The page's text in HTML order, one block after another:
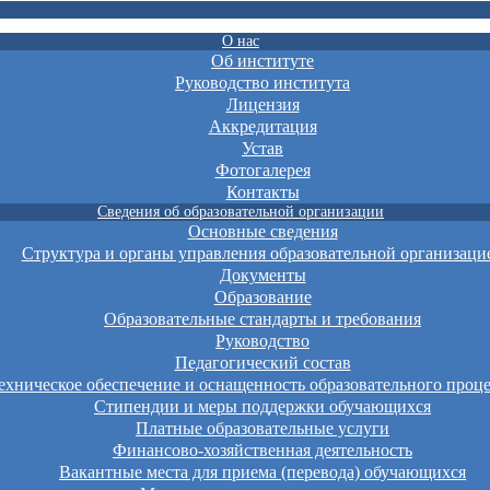
О нас
Об институте
Руководство института
Лицензия
Аккредитация
Устав
Фотогалерея
Контакты
Сведения об образовательной организации
Основные сведения
Структура и органы управления образовательной
Документы
Образование
Образовательные стандарты и требования
Руководство
Педагогический состав
обеспечение и оснащенность образовательного
Стипендии и меры поддержки обучающихся
Платные образовательные услуги
Финансово-хозяйственная деятельность
Вакантные места для приема (перевода) обучающихся